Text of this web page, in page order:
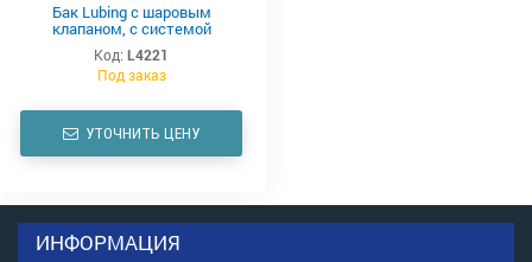
Бак Lubing с шаровым
клапаном, с системой
промывки
Код: L4221
Под заказ
УТОЧНИТЬ ЦЕНУ
ИНФОРМАЦИЯ